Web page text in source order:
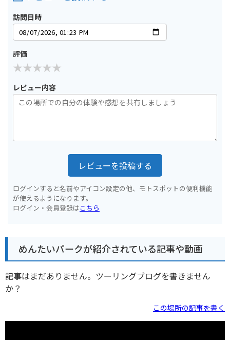
訪問日時
評価
レビュー内容
レビューを投稿する
ログインすると名前やアイコン設定の他、モトスポットの便利機能
が使えるようになります。
ログイン・会員登録はこちら
めんたいパークが紹介されている記事や動画
記事はまだありません。ツーリングブログを書きません
か？
この場所の記事を書く